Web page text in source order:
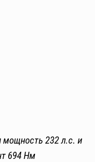
мощность 232 л.с. и
694 Нм